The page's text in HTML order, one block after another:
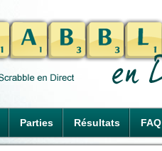
Parties Résultats FAQ